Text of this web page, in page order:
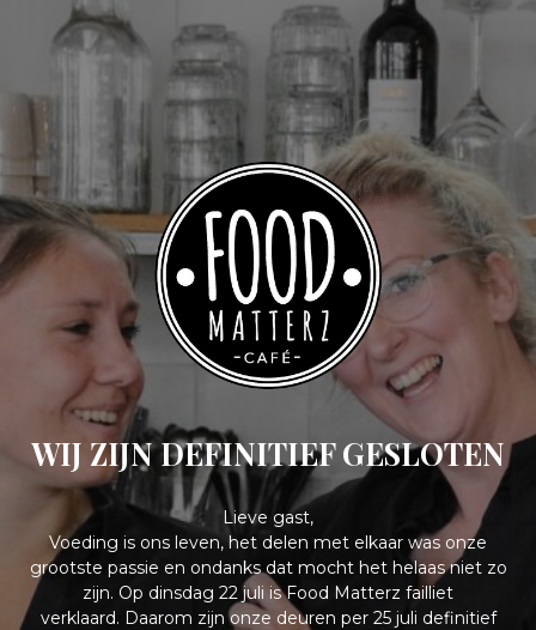
WIJ ZIJN DEFINITIEF GESLOTEN
Lieve gast,
Voeding is ons leven, het delen met elkaar was onze
grootste passie en ondanks dat mocht het helaas niet zo
zijn. Op dinsdag 22 juli is Food Matterz failliet
verklaard. Daarom zijn onze deuren per 25 juli definitief